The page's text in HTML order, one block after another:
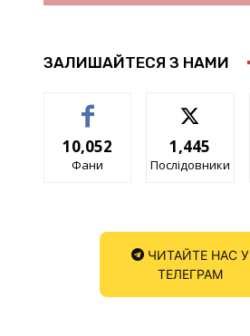
ЗАЛИШАЙТЕСЯ З НАМИ
10,052
Фани
1,445
Послідовники
ЧИТАЙТЕ НАС У
ТЕЛЕГРАМ